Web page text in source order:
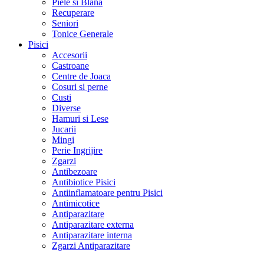
Piele si Blana
Recuperare
Seniori
Tonice Generale
Pisici
Accesorii
Castroane
Centre de Joaca
Cosuri si perne
Custi
Diverse
Hamuri si Lese
Jucarii
Mingi
Perie Ingrijire
Zgarzi
Antibezoare
Antibiotice Pisici
Antiinflamatoare pentru Pisici
Antimicotice
Antiparazitare
Antiparazitare externa
Antiparazitare interna
Zgarzi Antiparazitare